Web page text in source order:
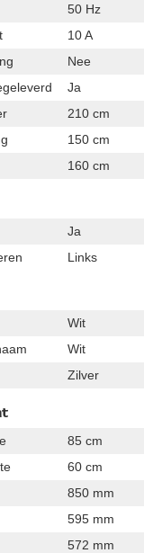
50 Hz
10 A
Nee
Ja
210 cm
150 cm
160 cm
Ja
Links
Wit
Wit
Zilver
85 cm
60 cm
850 mm
595 mm
572 mm